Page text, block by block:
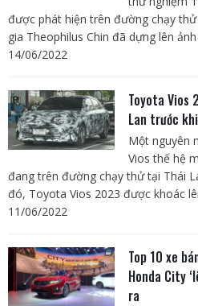
được phát hiện trên đường chạy
gia Theophilus Chin đã dựng lên
14/06/2022
Toyota Vios
Lan trước
Một nguyên
Vios thế hệ
đang trên đường chạy thử tại Thái
đó, Toyota Vios 2023 được khoác
11/06/2022
Top 10 xe
Honda City
ra